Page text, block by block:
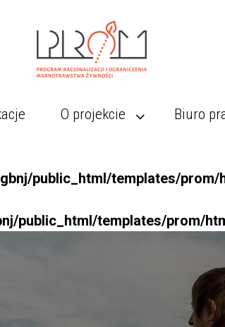
O projekcie Biuro
public_html/templates/prom/
public_html/templates/prom/